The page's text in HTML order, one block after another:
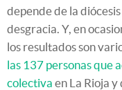
depende de la
desgracia. Y, en
los resultados son
las 137 personas que
colectiva en La Rioja y